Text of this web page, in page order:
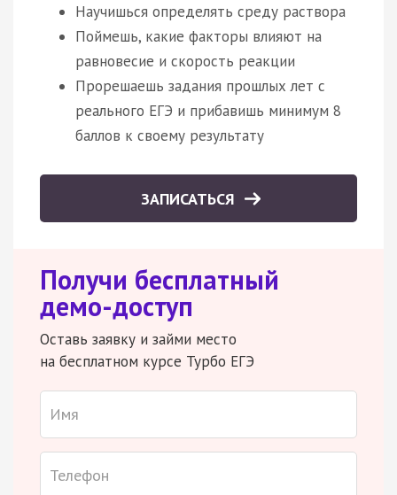
Научишься определять среду раствора
Поймешь, какие факторы влияют на
равновесие и скорость реакции
Прорешаешь задания прошлых лет с
реального ЕГЭ и прибавишь минимум 8
баллов к своему результату
ЗАПИСАТЬСЯ
Получи бесплатный
демо-доступ
Оставь заявку и займи место
на бесплатном курсе Турбо ЕГЭ